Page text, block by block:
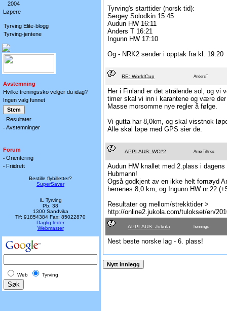
2004
Løpere
Tyrving Elite-blogg
Tyrving-jentene
Avstemning
Hvilke treningssko velger du idag?
Ingen valg funnet
- Resultater
- Avstemninger
Forum
- Orientering
- Friidrett
Bestille flybilletter?
SuperSaver
IL Tyrving
Pb. 38
1300 Sandvika
Tlf: 91854384 Fax: 85022870
Daglig leder
Webmaster
Web Tyrving
Tyrving's starttider (norsk tid):
Sergey Solodkin 15:45
Audun HW 16:11
Anders T 16:21
Ingunn HW 17:10
Og - NRK2 sender i opptak fra kl. 19:20
RE: WorldCup AndersT
Her i Finland er det strålende sol, og vi
timer skal vi inn i karantene og være
Masse morsomme nye regler å følge.
Vi gutta har 8,0km, og skal visstnok
Alle skal løpe med GPS sier de.
APPLAUS: WC#2 Arne Tiltnes
Audun HW knallet med 2.plass i
Hubmann!
Også godkjent av en ikke helt fornøyd
herrenes 8,0 km, og Ingunn HW nr.22
Resultater og mellom/strekktider >
http://online2.jukola.com/tulokset/en/
APPLAUS: Jukola hennings
Nest beste norske lag - 6. plass!